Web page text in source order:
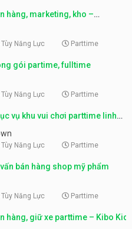
hàng, marketing, kho –
Năng Lực Parttime
gói partime, fulltime
Năng Lực Parttime
vụ khu vui chơi parttime linh
Năng Lực Parttime
bán hàng shop mỹ phẩm
Năng Lực Parttime
hàng, giữ xe parttime – Kibo Kid